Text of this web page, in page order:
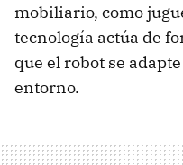
mobiliario, como
tecnología actúa de
que el robot se
entorno.